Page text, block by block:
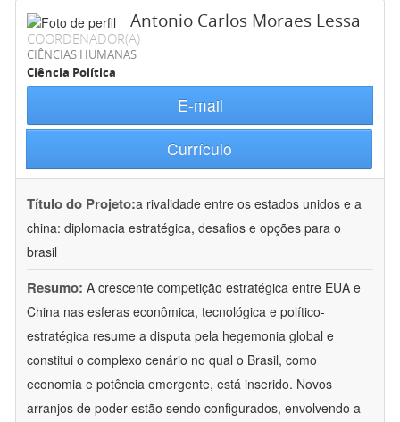
Antonio Carlos Moraes Lessa
COORDENADOR(A)
CIÊNCIAS HUMANAS
Ciência Política
E-mail
Currículo
Título do Projeto:a rivalidade entre os estados unidos e a
china: diplomacia estratégica, desafios e opções para o
brasil
Resumo: A crescente competição estratégica entre EUA e
China nas esferas econômica, tecnológica e político-
estratégica resume a disputa pela hegemonia global e
constitui o complexo cenário no qual o Brasil, como
economia e potência emergente, está inserido. Novos
arranjos de poder estão sendo configurados, envolvendo a